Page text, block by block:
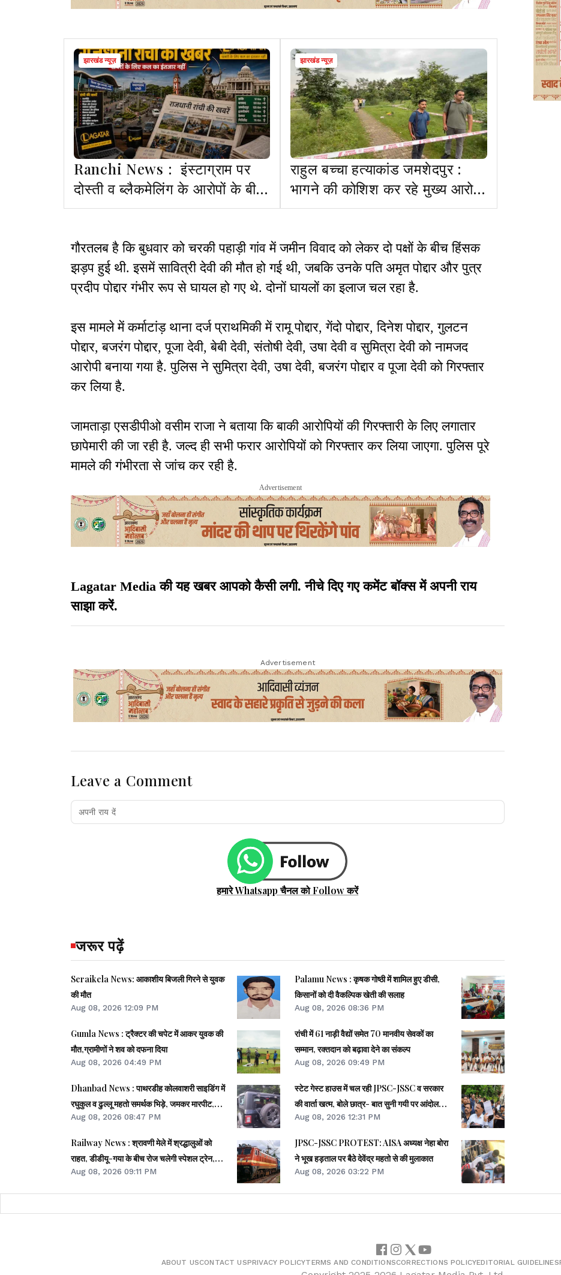
झारखंड न्यूज़
Ranchi News : इंस्टाग्राम पर
दोस्ती व ब्लैकमेलिंग के आरोपों के बीच
युवती लापता
झारखंड न्यूज़
राहुल बच्चा हत्याकांड जमशेदपुर :
भागने की कोशिश कर रहे मुख्य आरोपी
शब्बे का एनकाउंटर, पैर में लगी गोली
गौरतलब है कि बुधवार को चरकी पहाड़ी गांव में जमीन विवाद को लेकर दो पक्षों के बीच हिंसक
झड़प हुई थी. इसमें सावित्री देवी की मौत हो गई थी, जबकि उनके पति अमृत पोद्दार और पुत्र
प्रदीप पोद्दार गंभीर रूप से घायल हो गए थे. दोनों घायलों का इलाज चल रहा है.
इस मामले में कर्माटांड़ थाना दर्ज प्राथमिकी में रामू पोद्दार, गेंदो पोद्दार, दिनेश पोद्दार, गुलटन
पोद्दार, बजरंग पोद्दार, पूजा देवी, बेबी देवी, संतोषी देवी, उषा देवी व सुमित्रा देवी को नामजद
आरोपी बनाया गया है. पुलिस ने सुमित्रा देवी, उषा देवी, बजरंग पोद्दार व पूजा देवी को गिरफ्तार
कर लिया है.
जामताड़ा एसडीपीओ वसीम राजा ने बताया कि बाकी आरोपियों की गिरफ्तारी के लिए लगातार
छापेमारी की जा रही है. जल्द ही सभी फरार आरोपियों को गिरफ्तार कर लिया जाएगा. पुलिस पूरे
मामले की गंभीरता से जांच कर रही है.
Advertisement
Lagatar Media की यह खबर आपको कैसी लगी. नीचे दिए गए कमेंट बॉक्स में अपनी राय
साझा करें.
Advertisement
Leave a Comment
हमारे Whatsapp चैनल को Follow करें
जरूर पढ़ें
Seraikela News: आकाशीय बिजली गिरने से युवक
की मौत
Aug 08, 2026 12:09 PM
Gumla News : ट्रैक्टर की चपेट में आकर युवक की
मौत,ग्रामीणों ने शव को दफना दिया
Aug 08, 2026 04:49 PM
Dhanbad News : पाथरडीह कोलवाशरी साइडिंग में
रघुकुल व ढुल्लू महतो समर्थक भिड़े, जमकर मारपीट,
दर्जनों घायल
Aug 08, 2026 08:47 PM
Railway News : श्रावणी मेले में श्रद्धालुओं को
राहत, डीडीयू-गया के बीच रोज चलेगी स्पेशल ट्रेन,
जसीडीह तक कनेक्टिविटी
Aug 08, 2026 09:11 PM
Palamu News : कृषक गोष्ठी में शामिल हुए डीसी,
किसानों को दी वैकल्पिक खेती की सलाह
Aug 08, 2026 08:36 PM
रांची में 61 नाड़ी वैद्यों समेत 70 मानवीय सेवकों का
सम्मान, रक्तदान को बढ़ावा देने का संकल्प
Aug 08, 2026 09:49 PM
स्टेट गेस्ट हाउस में चल रही JPSC-JSSC व सरकार
की वार्ता खत्म, बोले छात्र- बात सुनी गयी पर आंदोलन
जारी
Aug 08, 2026 12:31 PM
JPSC-JSSC PROTEST: AISA अध्यक्ष नेहा बोरा
ने भूख हड़ताल पर बैठे देवेंद्र महतो से की मुलाकात
Aug 08, 2026 03:22 PM
ABOUT USCONTACT USPRIVACY POLICYTERMS AND CONDITIONSCORRECTIONS POLICYEDITORIAL GUIDELINES